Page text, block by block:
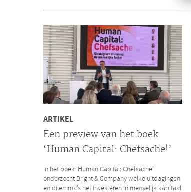
Bright & Company versterkt
de Galan Groep
Met trots delen wij met jullie het nieuws dat
Bright & Company zich heeft aangesloten bij de
Galan Groep en samen hun krachten bundelen.
ARTIKEL
Een preview van het boek
‘Human Capital: Chefsache!’
In het boek ‘Human Capital: Chefsache’
onderzocht Bright & Company welke uitdagingen
en dilemma’s het investeren in menselijk kapitaal